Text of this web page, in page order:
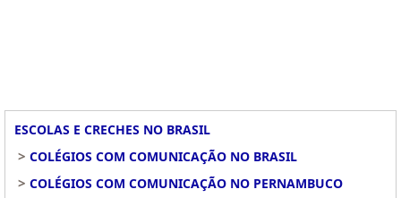
ESCOLAS E CRECHES NO BRASIL
> COLÉGIOS COM COMUNICAÇÃO NO BRASIL
> COLÉGIOS COM COMUNICAÇÃO NO PERNAMBUCO